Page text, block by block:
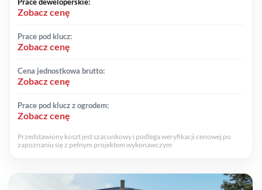
Zobacz cenę
Prace pod klucz:
Zobacz cenę
Cena jednostkowa brutto:
Zobacz cenę
Prace pod klucz z ogrodem:
Zobacz cenę
Przedstawiony koszt jest szacunkowy i podlega weryfikacji cenowej po
zapoznaniu się z pełnym projektem wykonawczym